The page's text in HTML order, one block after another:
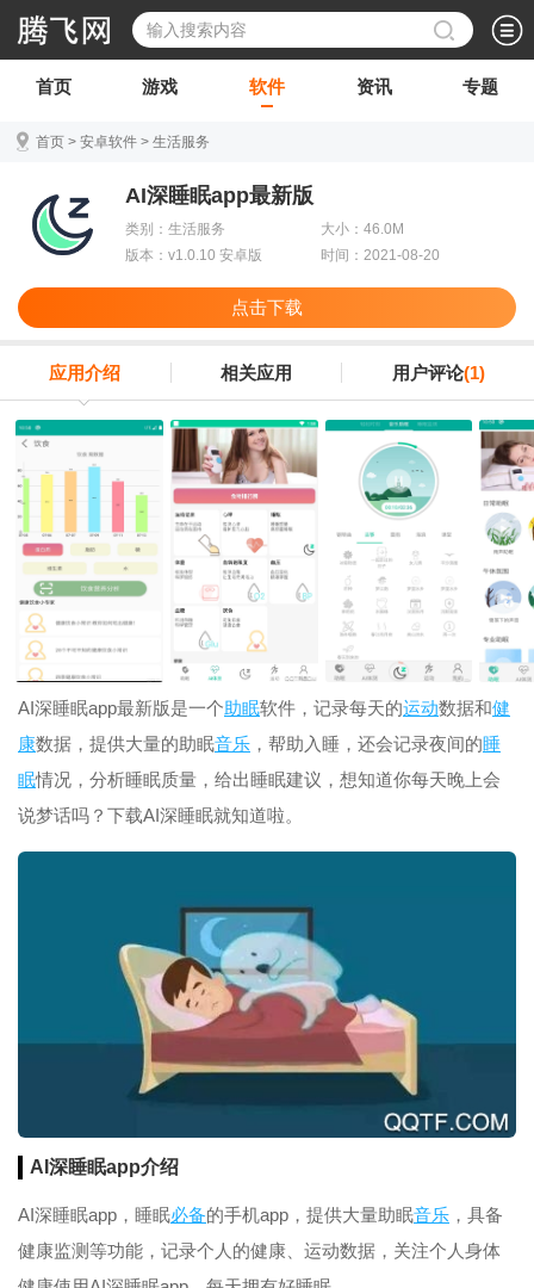
首页 游戏 软件 资讯 专题
首页 > 安卓软件 > 生活服务
AI深睡眠app最新版
类别：生活服务
大小：46.0M
版本：v1.0.10 安卓版
时间：2021-08-20
点击下载
应用介绍 相关应用 用户评论(1)
AI深睡眠app最新版是一个助眠软件，记录每天的运动数据和健
康数据，提供大量的助眠音乐 ，帮助入睡，还会记录夜间的睡
眠情况，分析睡眠质量，给出睡眠建议，想知道你每天晚上会
说梦话吗？下载AI深睡眠就知道啦。
AI深睡眠app介绍
AI深睡眠app，睡眠必备的手机app，提供大量助眠音乐 ，具备
健康监测等功能，记录个人的健康、运动数据，关注个人身体